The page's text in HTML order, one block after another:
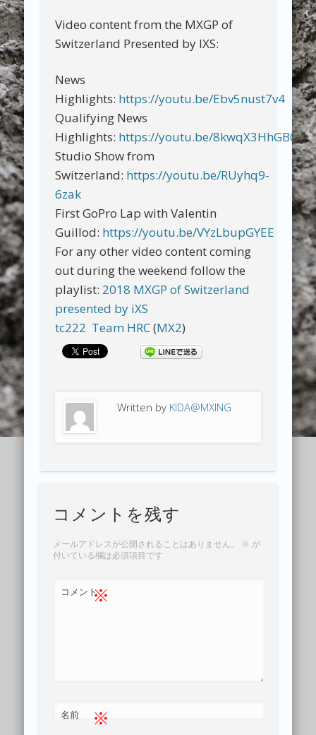
Video content from the MXGP of
Switzerland Presented by IXS:
News
Highlights: https://youtu.be/Ebv5nust7v4
Qualifying News
Highlights: https://youtu.be/8kwqX3HhGB0
Studio Show from
Switzerland: https://youtu.be/RUyhq9-
6zak
First GoPro Lap with Valentin
Guillod: https://youtu.be/VYzLbupGYEE
For any other video content coming
out during the weekend follow the
playlist: 2018 MXGP of Switzerland
presented by iXS
tc222 Team HRC(MX2)
Written by KIDA@MXING
コメントを残す
メールアドレスが公開されることはありません。 ※ が
付いている欄は必須項目です
コメント※
名前 ※